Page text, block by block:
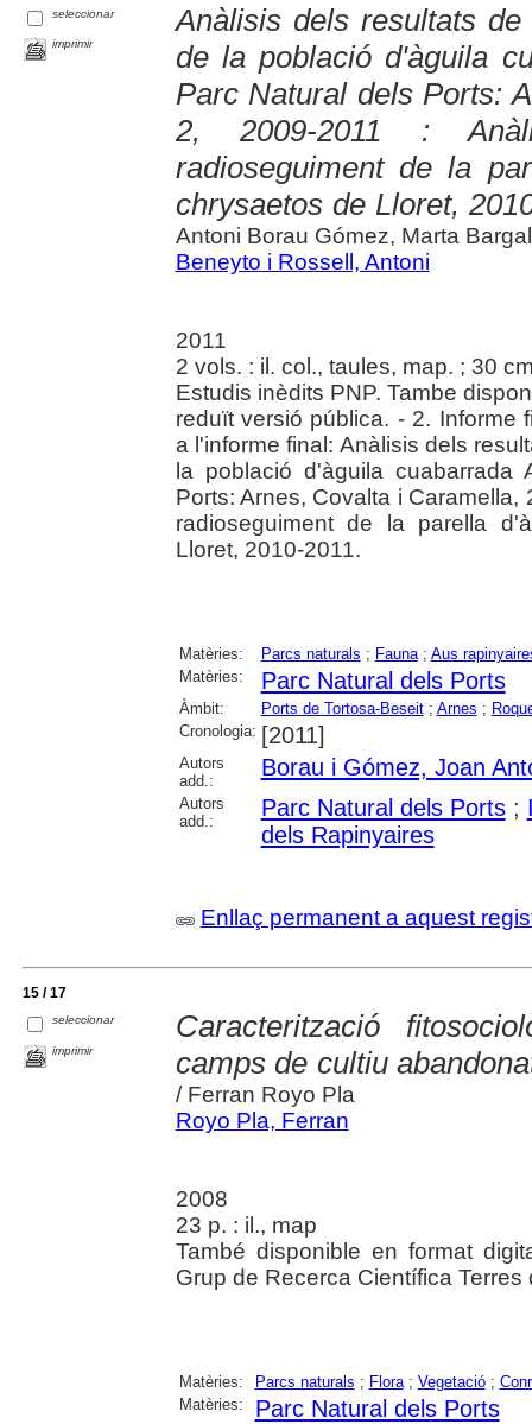
seleccionar
imprimir
Anàlisis dels resultats
de la població d'àguila
Parc Natural dels Ports:
2, 2009-2011 :
radioseguiment de la
chrysaetos de Lloret,
Antoni Borau Gómez, Marta
Beneyto i Rossell, Antoni
2011
2 vols. : il. col., taules, map. ; 30
Estudis inèdits PNP. Tambe
reduït versió pública. - 2. Informe
a l'informe final: Anàlisis dels
la població d'àguila cuabarrada
Ports: Arnes, Covalta i
radioseguiment de la parella
Lloret, 2010-2011.
Matèries: Parcs naturals ; Fauna; Aus
Matèries:
Parc Natural dels Ports
Àmbit: Ports de Tortosa-Beseit; Arnes ;
Cronologia: [2011]
Autors
add.:
Borau i Gómez, Joan
Autors
add.:
Parc Natural dels Ports;
dels Rapinyaires
Enllaç permanent a aquest
15 / 17
seleccionar
imprimir
Caracterització
camps de cultiu
/ Ferran Royo Pla
Royo Pla, Ferran
2008
23 p. : il., map
També disponible en format
Grup de Recerca Científica Terres
Matèries: Parcs naturals ; Flora; Vegetació;
Matèries:
Parc Natural dels Ports